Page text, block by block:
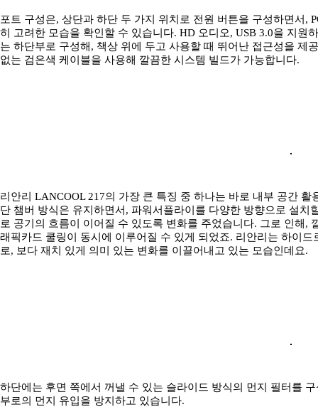
포트 구성은, 상단과 하단 두 가지 위치로 전원 버튼을 구성하면서,
히 고려한 모습을 확인할 수 있습니다. HD 오디오, USB 3.0을 지원
는 하단부로 구성해, 책상 위에 두고 사용할 때 뛰어난 접근성을 제
없는 검은색 케이블을 사용해 깔끔한 시스템 빌드가 가능합니다.
리안리 LANCOOL 217의 가장 큰 특징 중 하나는 바로 내부 공간
단 챔버 방식은 유지하면서, 파워서플라이를 다양한 방향으로 설치
로 공기의 흐름이 이어질 수 있도록 변화를 주었습니다. 그로 인해,
래픽카드 쿨링이 동시에 이루어질 수 있게 되었죠. 리안리는 하이
로, 보다 재치 있게 의미 있는 변화를 이끌어내고 있는 모습인데요.
하단에는 후면 쪽에서 꺼낼 수 있는 슬라이드 방식의 먼지 필터를
부로의 먼지 유입을 방지하고 있습니다.